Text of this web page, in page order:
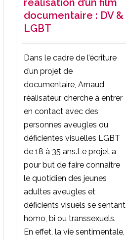
réalisation d’un film
documentaire : DV &
LGBT
Dans le cadre de l’écriture
d’un projet de
documentaire, Arnaud,
réalisateur, cherche à entrer
en contact avec des
personnes aveugles ou
déficientes visuelles LGBT
de 18 à 35 ans.Le projet a
pour but de faire connaitre
le quotidien des jeunes
adultes aveugles et
déficients visuels se sentant
homo, bi ou transsexuels.
En effet, la vie sentimentale,